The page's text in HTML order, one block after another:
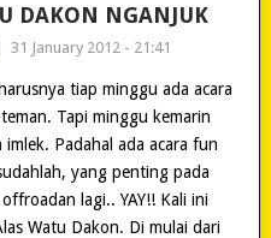
DAKON NGANJUK
31 January 2012 - 21:41
tiap minggu ada acara
Tapi minggu kemarin
Padahal ada acara fun
yang penting pada
lagi.. YAY!! Kali ini
Watu Dakon. Di mulai dari